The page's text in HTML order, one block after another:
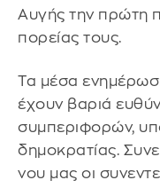
Αυγής την πρώτη
πορείας τους.
Τα μέσα
έχουν βαριά
συμπεριφορών,
δημοκρατίας.
νου μας οι